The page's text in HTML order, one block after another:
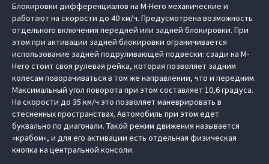
Блокировки дифференциалов на M-Hero механические и
работают на скорости до 40 км/ч. Предусмотрена возможность
отдельного включения передней или задней блокировки. При
этом при активации задней блокировки ограничивается
использование задней подруливающей подвески: сзади на M-
Hero стоит своя рулевая рейка, которая позволяет задним
колесам поворачиваться в том же направлении, что и передним.
Максимальный угол поворота при этом составляет 10,6 градуса.
На скорости до 35 км/ч это позволяет маневрировать в
стесненных пространствах. Автомобиль при этом едет
буквально по диагонали. Такой режим движения называется
«крабом», и для его активации есть отдельная физическая
кнопка на центральной консоли.